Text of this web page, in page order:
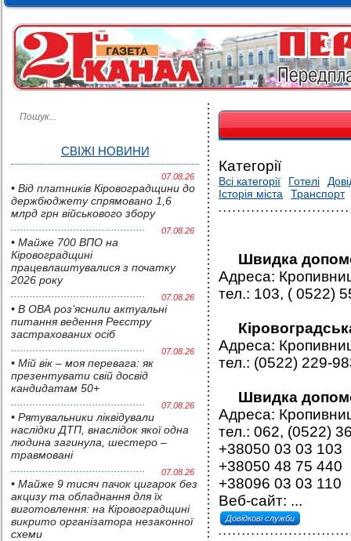
СВІЖІ НОВИНИ
07.08.26
• Від платників Кіровоградщини до
держбюджету спрямовано 1,6
млрд грн військового збору
07.08.26
• Майже 700 ВПО на
Кіровоградщині
працевлаштувалися з початку
2026 року
07.08.26
• В ОВА роз’яснили актуальні
питання ведення Реєстру
застрахованих осіб
07.08.26
• Мій вік – моя перевага: як
презентувати свій досвід
кандидатам 50+
07.08.26
• Pятувальники ліквідували
наслідки ДТП, внаслідок якої одна
людина загинула, шестеро –
травмовані
07.08.26
• Майже 9 тисяч пачок цигарок без
акцизу та обладнання для їх
виготовлення: на Кіровоградщині
викрито організатора незаконної
схеми
Категорії
Всі категорії Готелі
Історія міста
Транспорт
Швидка
Адреса:
тел.: 103, ( 0522)
Адреса:
тел.: (0522) 229-
Швидка
Адреса:
тел.: 062, (0522)
+38050 03 03 103
+38050 48 75 440
+38096 03 03 110
Веб-сайт: ...
Довідкові служби